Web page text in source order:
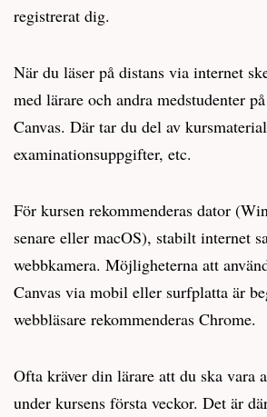
registrerat dig.
När du läser på distans via internet
med lärare och andra medstudenter
Canvas. Där tar du del av
examinationsuppgifter, etc.
För kursen rekommenderas dator
senare eller macOS), stabilt internet
webbkamera. Möjligheterna att
Canvas via mobil eller surfplatta är
webbläsare rekommenderas Chrome.
Ofta kräver din lärare att du ska vara
under kursens första veckor. Det är